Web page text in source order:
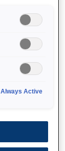
Always Active